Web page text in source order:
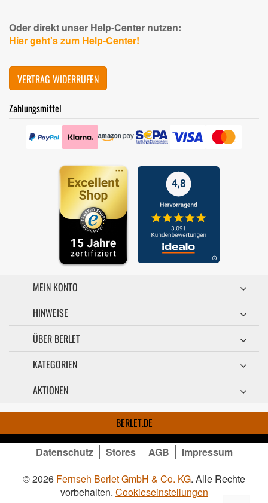
Oder direkt unser Help-Center nutzen:
Hier geht's zum Help-Center!
VERTRAG WIDERRUFEN
Zahlungsmittel
MEIN KONTO
HINWEISE
ÜBER BERLET
KATEGORIEN
AKTIONEN
BERLET.DE
Datenschutz Stores AGB
Impressum
© 2026 Fernseh Berlet GmbH & Co. KG. Alle Rechte
vorbehalten. Cookieseinstellungen